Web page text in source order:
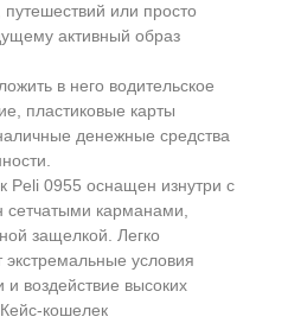
или просто
активный образ
в него водительское
пластиковые карты
денежные средства
Peli 0955 оснащен изнутри с
сетчатыми карманами,
защелкой. Легко
экстремальные условия
и воздействие высоких
кошелек